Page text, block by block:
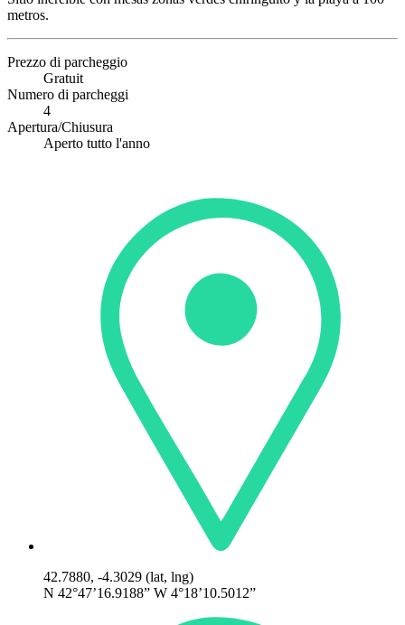
metros.
Prezzo di parcheggio
Gratuit
Numero di parcheggi
4
Apertura/Chiusura
Aperto tutto l'anno
42.7880, -4.3029 (lat, lng)
N 42°47’16.9188” W 4°18’10.5012”